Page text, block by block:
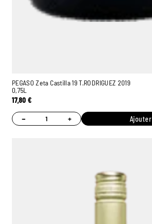
PEGASO Zeta Castilla 19 T.RODRIGUEZ 2019
0,75L
17,80€
− + Ajouter